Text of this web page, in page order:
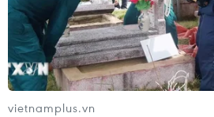
vietnamplus.vn